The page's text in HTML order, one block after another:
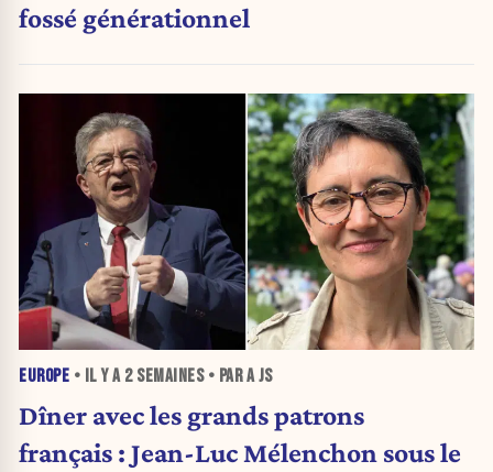
fossé générationnel
EUROPE • IL Y A 2 SEMAINES• PAR A JS
Dîner avec les grands patrons
français : Jean-Luc Mélenchon sous le